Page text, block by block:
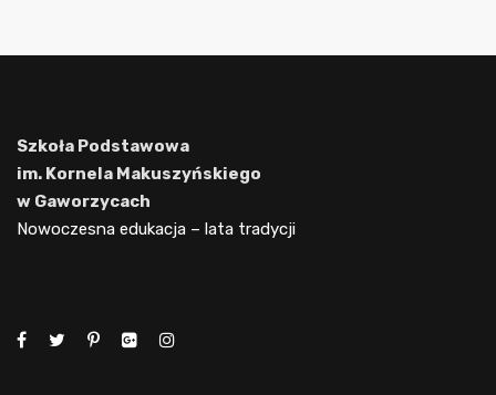
Szkoła Podstawowa
im. Kornela Makuszyńskiego
w Gaworzycach
Nowoczesna edukacja – lata tradycji